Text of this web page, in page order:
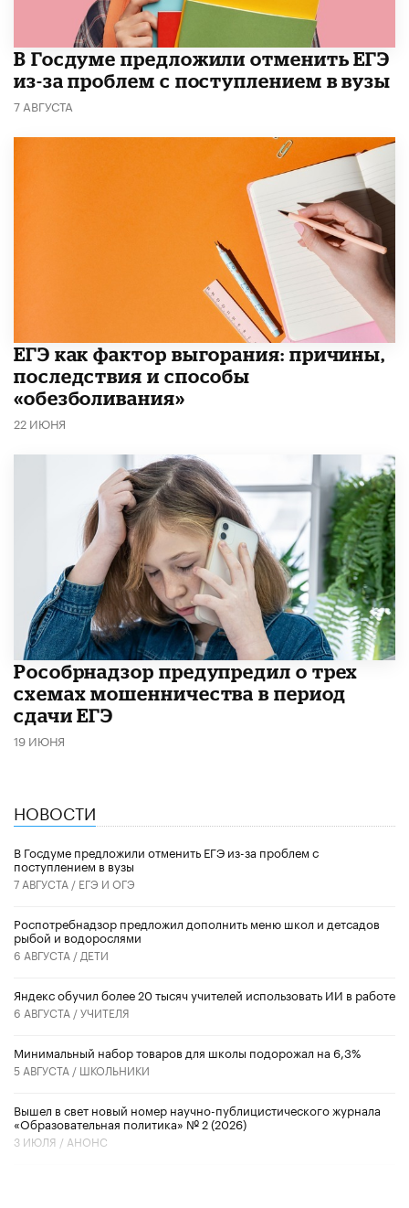
В Госдуме предложили отменить ЕГЭ
из-за проблем с поступлением в вузы
7 АВГУСТА
​ЕГЭ как фактор выгорания: причины,
последствия и способы
«обезболивания»
22 ИЮНЯ
Рособрнадзор предупредил о трех
схемах мошенничества в период
сдачи ЕГЭ
19 ИЮНЯ
НОВОСТИ
В Госдуме предложили отменить ЕГЭ из-за проблем с
поступлением в вузы
7 АВГУСТА / ЕГЭ И ОГЭ
Роспотребнадзор предложил дополнить меню школ и детсадов
рыбой и водорослями
6 АВГУСТА / ДЕТИ
​Яндекс обучил более 20 тысяч учителей использовать ИИ в работе
6 АВГУСТА /УЧИТЕЛЯ
Минимальный набор товаров для школы подорожал на 6,3%
5 АВГУСТА / ШКОЛЬНИКИ
Вышел в свет новый номер научно-публицистического журнала
«Образовательная политика» № 2 (2026)
3 ИЮЛЯ / АНОНС